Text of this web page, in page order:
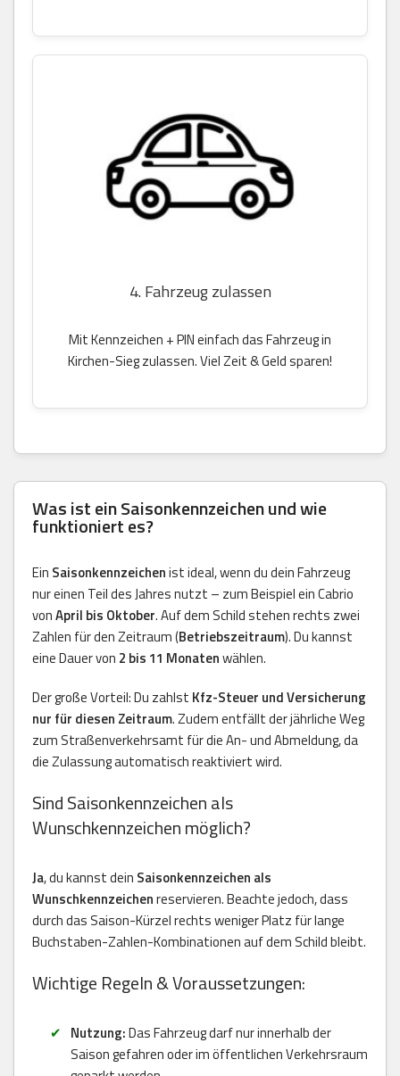
4. Fahrzeug zulassen
Mit Kennzeichen + PIN einfach das Fahrzeug in
Kirchen-Sieg zulassen. Viel Zeit & Geld sparen!
Was ist ein Saisonkennzeichen und wie
funktioniert es?
Ein Saisonkennzeichenist ideal, wenn du dein Fahrzeug
nur einen Teil des Jahres nutzt – zum Beispiel ein Cabrio
vonApril bis Oktober. Auf dem Schild stehen rechts zwei
Zahlen für den Zeitraum (Betriebszeitraum). Du kannst
eine Dauer von 2 bis 11 Monatenwählen.
Der große Vorteil: Du zahlst Kfz-Steuer und Versicherung
nur für diesen Zeitraum. Zudem entfällt der jährliche Weg
zum Straßenverkehrsamt für die An- und Abmeldung, da
die Zulassung automatisch reaktiviert wird.
Sind Saisonkennzeichen als
Wunschkennzeichen möglich?
Ja, du kannst dein Saisonkennzeichen als
Wunschkennzeichenreservieren. Beachte jedoch, dass
durch das Saison-Kürzel rechts weniger Platz für lange
Buchstaben-Zahlen-Kombinationen auf dem Schild bleibt.
Wichtige Regeln & Voraussetzungen:
Nutzung:Das Fahrzeug darf nur innerhalb der
Saison gefahren oder im öffentlichen Verkehrsraum